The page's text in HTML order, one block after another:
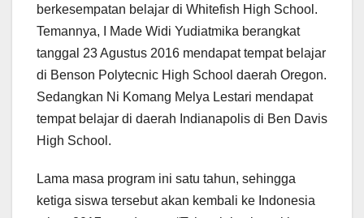
berkesempatan belajar di Whitefish High School.
Temannya, I Made Widi Yudiatmika berangkat
tanggal 23 Agustus 2016 mendapat tempat belajar
di Benson Polytecnic High School daerah Oregon.
Sedangkan Ni Komang Melya Lestari mendapat
tempat belajar di daerah Indianapolis di Ben Davis
High School.
Lama masa program ini satu tahun, sehingga
ketiga siswa tersebut akan kembali ke Indonesia